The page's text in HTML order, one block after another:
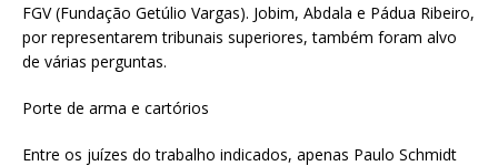
FGV (Fundação Getúlio Vargas). Jobim, Abdala e Pádua Ribeiro,
por representarem tribunais superiores, também foram alvo
de várias perguntas.
Porte de arma e cartórios
Entre os juízes do trabalho indicados, apenas Paulo Schmidt